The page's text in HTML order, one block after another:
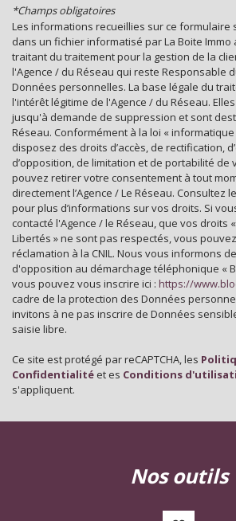
Habitants de moins de 25 ans
Habitants de 25 à 55 ans
Habitants de plus de 55 ans
Nombre d'enfants par famille
Familles sans enfant
Familles avec 1 ou 2 enfants
Maisons
Appartements
Familles avec 3 enfants
*Champs obligatoires
Les informations recueillies sur ce formulaire
dans un fichier informatisé par La Boite Immo
traitant du traitement pour la gestion de la
l'Agence / du Réseau qui reste Responsable
Données personnelles. La base légale du
l'intérêt légitime de l'Agence / du Réseau.
jusqu'à demande de suppression et sont
Réseau. Conformément à la loi «
disposez des droits d’accès, de rectification,
d’opposition, de limitation et de portabilité de
pouvez retirer votre consentement à tout
directement l’Agence / Le Réseau. Consultez
pour plus d’informations sur vos droits. Si
contacté l'Agence / le Réseau, que vos droits
Libertés » ne sont pas respectés, vous
réclamation à la CNIL. Nous vous informons
d'opposition au démarchage téléphonique «
vous pouvez vous inscrire ici : https://
cadre de la protection des Données
invitons à ne pas inscrire de Données
saisie libre.
Ce site est protégé par reCAPTCHA, les
Confidentialité et es Conditions
s'appliquent.
nos outils